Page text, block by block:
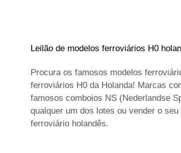
Leilão de modelos ferroviários H0
Procura os famosos modelos
ferroviários H0 da Holanda! Marcas
famosos comboios NS (Nederlandse
qualquer um dos lotes ou vender o
ferroviário holandês.